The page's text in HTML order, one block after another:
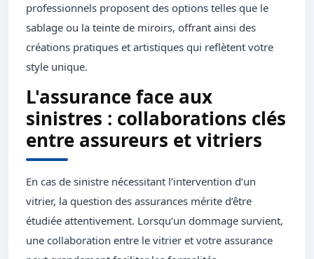
professionnels proposent des options telles que le
sablage ou la teinte de miroirs, offrant ainsi des
créations pratiques et artistiques qui reflètent votre
style unique.
L'assurance face aux
sinistres : collaborations clés
entre assureurs et vitriers
En cas de sinistre nécessitant l’intervention d’un
vitrier, la question des assurances mérite d’être
étudiée attentivement. Lorsqu’un dommage survient,
une collaboration entre le vitrier et votre assurance